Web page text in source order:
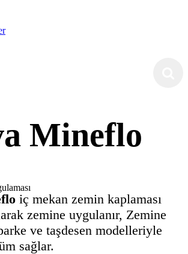
Mineflo
iç mekan zemin kaplaması
zemine uygulanır, Zemine
ve taşdesen modelleriyle
sağlar.